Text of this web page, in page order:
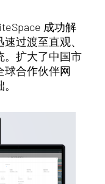
成功解
过渡至直观、
。扩大了中国市
球合作伙伴网